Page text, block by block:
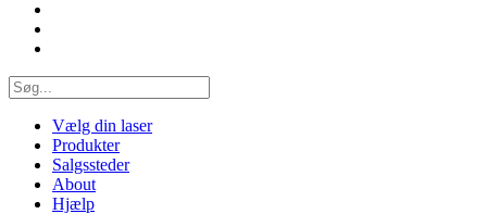
Vælg din laser
Produkter
Salgssteder
About
Hjælp